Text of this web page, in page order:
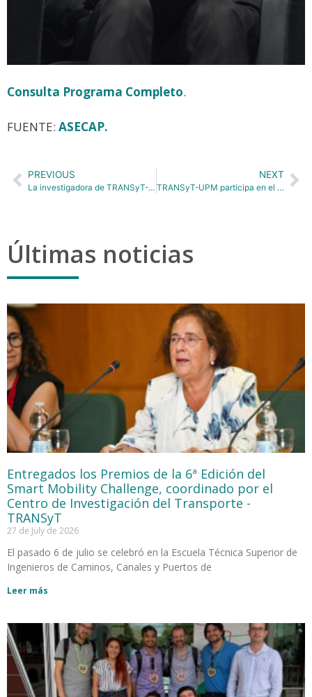
Consulta Programa Completo.
FUENTE: ASECAP.
PREVIOUS
La investigadora de TRANSyT-UPM, Mari Luz Brownrigg-Gleeson, da las principales claves de un estudio que ha analizado el impacto social y económico en zonas peatonalizadas de la capital
NEXT
TRANSyT-UPM participa en el 12th Young Researchers Seminar 2025 celebrado en Alemania
Últimas noticias
Entregados los Premios de la 6ª Edición del
Smart Mobility Challenge, coordinado por el
Centro de Investigación del Transporte -
TRANSyT
27 de July de 2026
El pasado 6 de julio se celebró en la Escuela Técnica Superior de
Ingenieros de Caminos, Canales y Puertos de
Leer más